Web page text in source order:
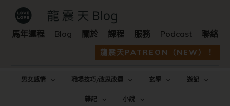
馬年運程 Blog 關於 課程 服務 Podcast 聯絡
龍震天PATREON（NEW）！
男女感情 職場技巧/改思改運 玄學
遊記
雜記
小說